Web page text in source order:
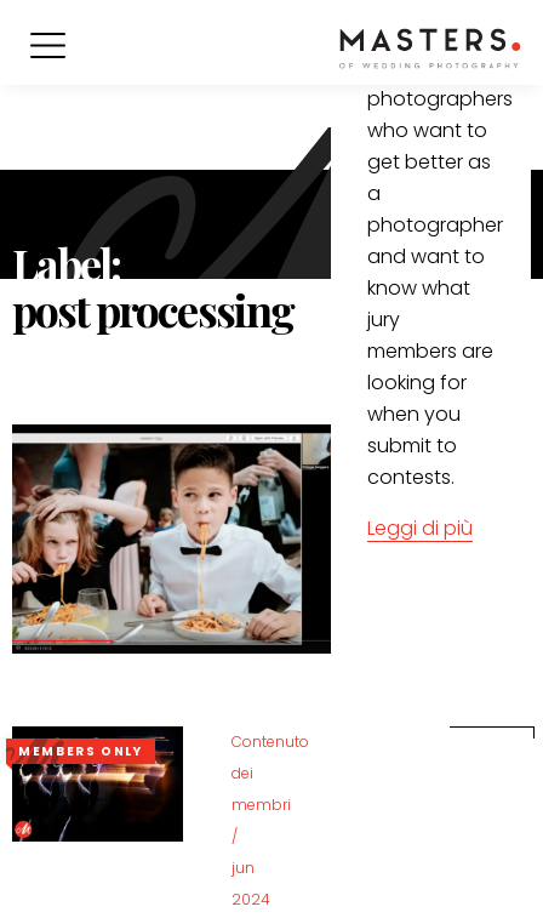
Label:
post processing
video for all
(wedding)
photographers
who want to
get better as
a
photographer
and want to
know what
jury
members are
looking for
when you
submit to
contests.
Leggi di più
MEMBERS ONLY
Contenuto
dei
membri
/
jun
2024